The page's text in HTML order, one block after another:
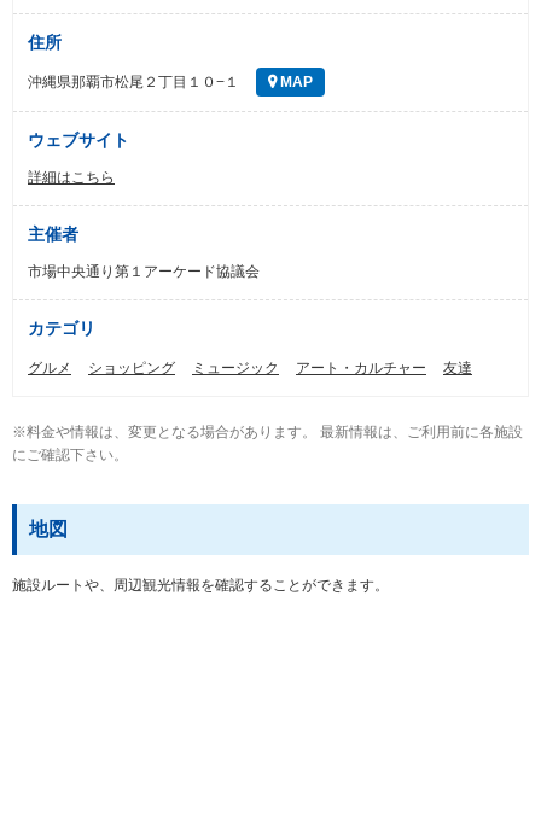
住所
沖縄県那覇市松尾２丁目１０−１ MAP
ウェブサイト
詳細はこちら
主催者
市場中央通り第１アーケード協議会
カテゴリ
グルメ ショッピング ミュージック アート・カルチャー 友達
※料金や情報は、変更となる場合があります。 最新情報は、ご利用前に各施設
にご確認下さい。
地図
施設ルートや、周辺観光情報を確認することができます。